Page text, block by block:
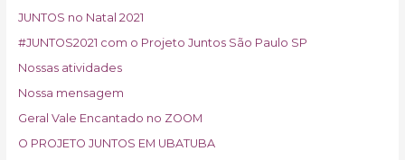
JUNTOS no Natal 2021
#JUNTOS2021 com o Projeto Juntos São Paulo SP
Nossas atividades
Nossa mensagem
Geral Vale Encantado no ZOOM
O PROJETO JUNTOS EM UBATUBA